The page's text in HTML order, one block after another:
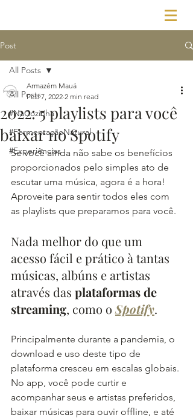
Post
All Posts
#NaCozinha
#FermentaçãoNatural
#Experiências
All Posts
2022: 5 playlists para você
baixar no Spotify
Armazém Mauá
Feb 7, 2022 2 min read
Se você ainda não sabe os benefícios
proporcionados pelo simples ato de
escutar uma música, agora é a hora!
Aproveite para sentir todos eles com
as playlists que preparamos para você.
Nada melhor do que um
acesso fácil e prático à tantas
músicas, albúns e artistas
através das plataformas de
streaming, como o Spotify.
Principalmente durante a pandemia, o
download e uso deste tipo de
plataforma cresceu em escalas globais.
No app, você pode curtir e
acompanhar seus e artistas preferidos,
baixar músicas para ouvir offline, e até